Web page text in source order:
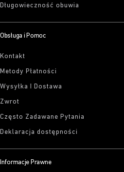
Długowieczność obuwia
Obsługa i Pomoc
Kontakt
Metody Płatności
Wysyłka I Dostawa
Zwrot
Często Zadawane Pytania
Deklaracja dostępności
Informacje Prawne